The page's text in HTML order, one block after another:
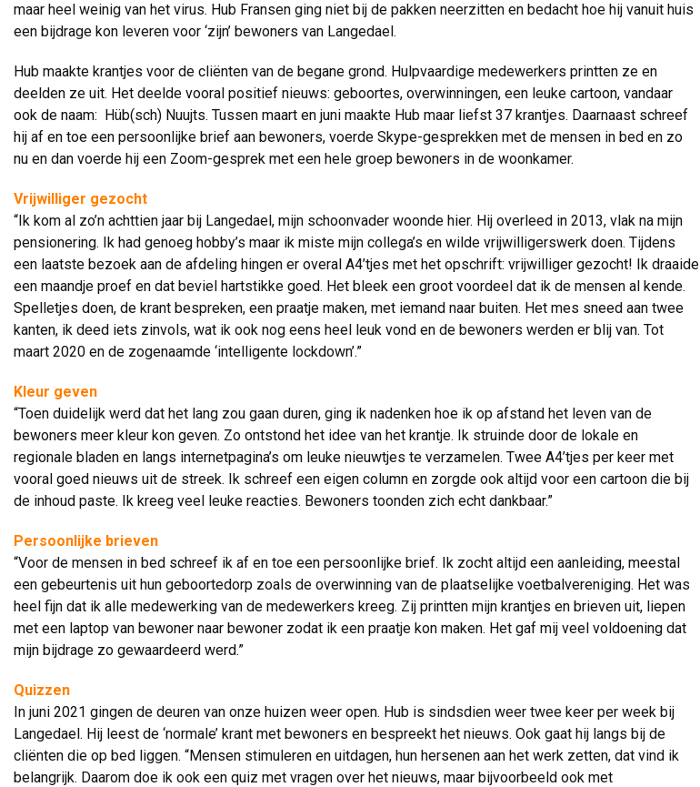
maar heel weinig van het virus. Hub Fransen ging niet bij de pakken neerzitten en bedacht hoe hij vanuit huis
een bijdrage kon leveren voor ‘zijn’ bewoners van Langedael.
Hub maakte krantjes voor de cliënten van de begane grond. Hulpvaardige medewerkers printten ze en
deelden ze uit. Het deelde vooral positief nieuws: geboortes, overwinningen, een leuke cartoon, vandaar
ook de naam: Hüb(sch) Nuujts. Tussen maart en juni maakte Hub maar liefst 37 krantjes. Daarnaast schreef
hij af en toe een persoonlijke brief aan bewoners, voerde Skype-gesprekken met de mensen in bed en zo
nu en dan voerde hij een Zoom-gesprek met een hele groep bewoners in de woonkamer.
Vrijwilliger gezocht
“Ik kom al zo’n achttien jaar bij Langedael, mijn schoonvader woonde hier. Hij overleed in 2013, vlak na mijn
pensionering. Ik had genoeg hobby’s maar ik miste mijn collega’s en wilde vrijwilligerswerk doen. Tijdens
een laatste bezoek aan de afdeling hingen er overal A4’tjes met het opschrift: vrijwilliger gezocht! Ik draaide
een maandje proef en dat beviel hartstikke goed. Het bleek een groot voordeel dat ik de mensen al kende.
Spelletjes doen, de krant bespreken, een praatje maken, met iemand naar buiten. Het mes sneed aan twee
kanten, ik deed iets zinvols, wat ik ook nog eens heel leuk vond en de bewoners werden er blij van. Tot
maart 2020 en de zogenaamde ‘intelligente lockdown’.”
Kleur geven
“Toen duidelijk werd dat het lang zou gaan duren, ging ik nadenken hoe ik op afstand het leven van de
bewoners meer kleur kon geven. Zo ontstond het idee van het krantje. Ik struinde door de lokale en
regionale bladen en langs internetpagina’s om leuke nieuwtjes te verzamelen. Twee A4’tjes per keer met
vooral goed nieuws uit de streek. Ik schreef een eigen column en zorgde ook altijd voor een cartoon die bij
de inhoud paste. Ik kreeg veel leuke reacties. Bewoners toonden zich echt dankbaar.”
Persoonlijke brieven
“Voor de mensen in bed schreef ik af en toe een persoonlijke brief. Ik zocht altijd een aanleiding, meestal
een gebeurtenis uit hun geboortedorp zoals de overwinning van de plaatselijke voetbalvereniging. Het was
heel fijn dat ik alle medewerking van de medewerkers kreeg. Zij printten mijn krantjes en brieven uit, liepen
met een laptop van bewoner naar bewoner zodat ik een praatje kon maken. Het gaf mij veel voldoening dat
mijn bijdrage zo gewaardeerd werd.”
Quizzen
In juni 2021 gingen de deuren van onze huizen weer open. Hub is sindsdien weer twee keer per week bij
Langedael. Hij leest de ‘normale’ krant met bewoners en bespreekt het nieuws. Ook gaat hij langs bij de
cliënten die op bed liggen. “Mensen stimuleren en uitdagen, hun hersenen aan het werk zetten, dat vind ik
belangrijk. Daarom doe ik ook een quiz met vragen over het nieuws, maar bijvoorbeeld ook met